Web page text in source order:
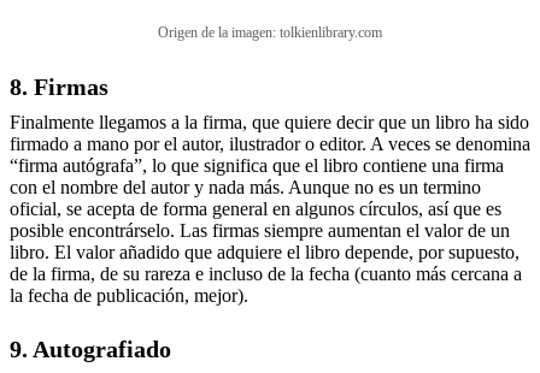
Origen de la imagen: tolkienlibrary.com
8. Firmas
Finalmente llegamos a la firma, que quiere decir que un libro ha sido
firmado a mano por el autor, ilustrador o editor. A veces se denomina
“firma autógrafa”, lo que significa que el libro contiene una firma
con el nombre del autor y nada más. Aunque no es un termino
oficial, se acepta de forma general en algunos círculos, así que es
posible encontrárselo. Las firmas siempre aumentan el valor de un
libro. El valor añadido que adquiere el libro depende, por supuesto,
de la firma, de su rareza e incluso de la fecha (cuanto más cercana a
la fecha de publicación, mejor).
9. Autografiado